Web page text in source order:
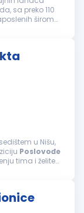
sa preko 110
širom
u Nišu,
Poslovođe
tima i želite